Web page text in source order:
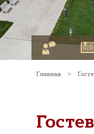
Главная >